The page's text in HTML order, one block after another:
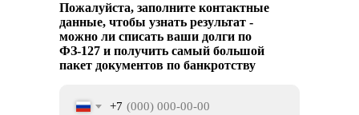
Пожалуйста, заполните контактные
данные, чтобы узнать результат -
можно ли списать ваши долги по
ФЗ-127 и получить самый большой
пакет документов по банкротству
+7